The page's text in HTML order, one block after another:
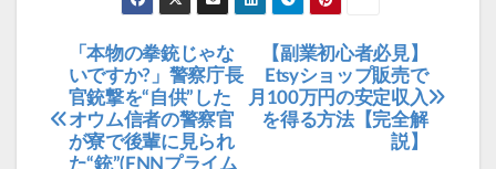
稿
ナ
ビ
【副業初心者必見】
Etsyショップ販売で
月100万円の安定収入
を得る方法【完全解
説】
「本物の拳銃じゃな
いですか?」警察庁長
官銃撃を“自供”した
オウム信者の警察官
が寮で後輩に見られ
た“銃”(FNNプライム